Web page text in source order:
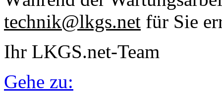
technik@lkgs.net für Sie
Ihr LKGS.net-Team
Gehe zu: